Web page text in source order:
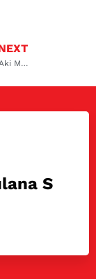
Penyebab Terjadinya Aki Mobil Soak Dan Cara Mengatasinya
S